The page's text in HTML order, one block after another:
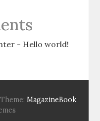
- Hello world!
Theme: MagazineBook